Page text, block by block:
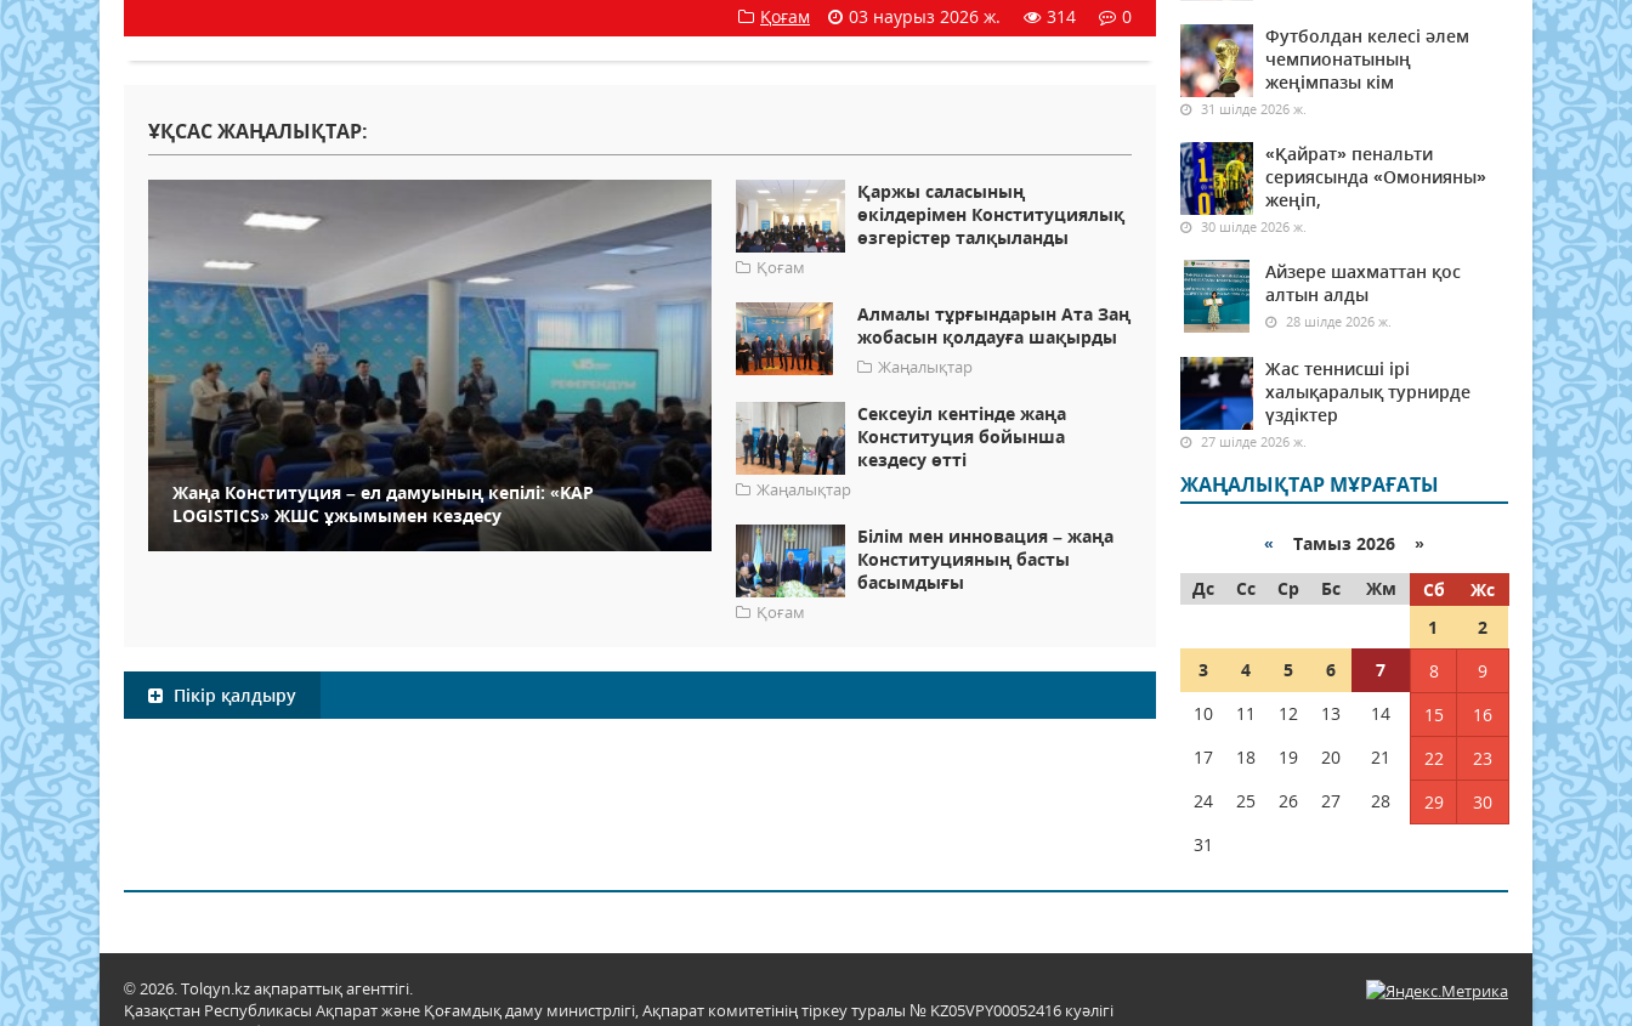
Қоғам 03 наурыз 2026 ж. 314 0
ҰҚСАС ЖАҢАЛЫҚТАР:
Жаңа Конституция – ел дамуының кепілі: «KAP
LOGISTICS» ЖШС ұжымымен кездесу
Қаржы саласының
өкілдерімен Конституциялық
өзгерістер талқыланды
Қоғам
Алмалы тұрғындарын Ата Заң
жобасын қолдауға шақырды
Жаңалықтар
Сексеуіл кентінде жаңа
Конституция бойынша
кездесу өтті
Жаңалықтар
Білім мен инновация – жаңа
Конституцияның басты
басымдығы
Қоғам
Пікір қалдыру
Футболдан келесі әлем
чемпионатының
жеңімпазы кім
31 шілде 2026 ж.
«Қайрат» пенальти
сериясында «Омонияны»
жеңіп,
30 шілде 2026 ж.
Айзере шахматтан қос
алтын алды
28 шілде 2026 ж.
Жас теннисші ірі
халықаралық турнирде
үздіктер
27 шілде 2026 ж.
ЖАҢАЛЫҚТАР МҰРАҒАТЫ
« Тамыз 2026 »
Дс
Сс Ср Бс Жм Сб
Жс
1
2
3
4 5 6 7 8
9
10
11 12 13 14 15
16
17
18 19 20 21 22
23
24
25 26 27 28 29
30
31
© 2026. Tolqyn.kz ақпараттық агенттігі.
Қазақстан Республикасы Ақпарат және Қоғамдық даму министрлігі, Ақпарат комитетінің тіркеу туралы № KZ05VPY00052416 куәлігі